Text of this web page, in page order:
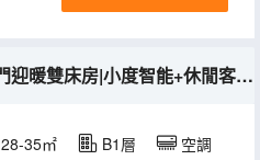
清門迎暖雙床房|小度智能+休閒客廳+冰箱+洗衣機
28-35㎡ B1層 空調